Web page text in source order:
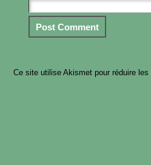
Ce site utilise Akismet pour réduire les